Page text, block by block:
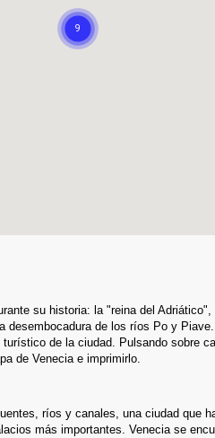
su historia: la "reina del
desembocadura de los ríos Po y
de la ciudad. Pulsando sobre
de Venecia e imprimirlo.
ríos y canales, una ciudad que
más importantes. Venecia se